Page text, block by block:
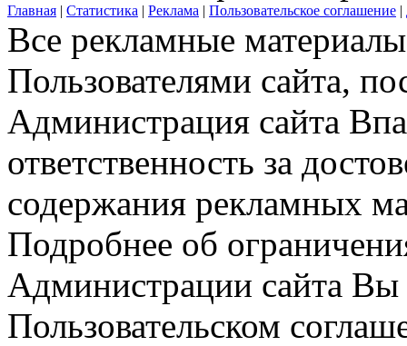
Главная | Статистика | Реклама | Пользовательское соглашение |
Все рекламные
Пользователями сайта,
Администрация сайта
ответственность за
содержания рекламных
Подробнее об
Администрации сайта Вы
Пользовательском